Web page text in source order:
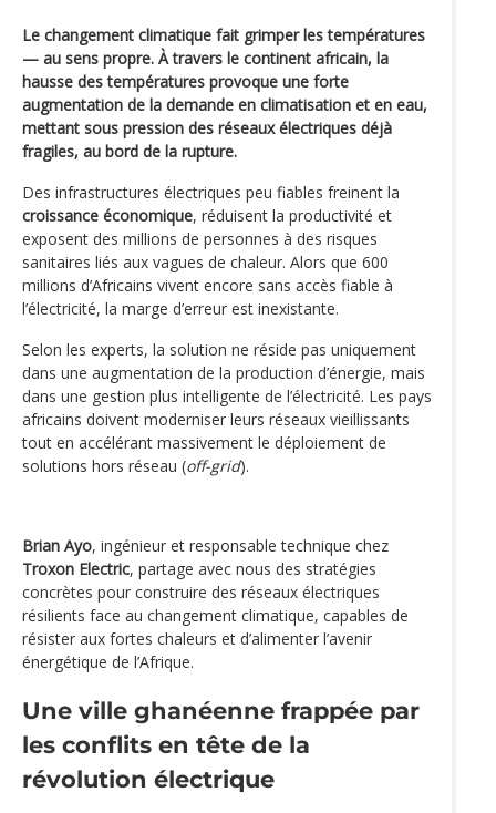
Le changement climatique fait grimper les températures
— au sens propre. À travers le continent africain, la
hausse des températures provoque une forte
augmentation de la demande en climatisation et en eau,
mettant sous pression des réseaux électriques déjà
fragiles, au bord de la rupture.
Des infrastructures électriques peu fiables freinent la
croissance économique, réduisent la productivité et
exposent des millions de personnes à des risques
sanitaires liés aux vagues de chaleur. Alors que 600
millions d’Africains vivent encore sans accès fiable à
l’électricité, la marge d’erreur est inexistante.
Selon les experts, la solution ne réside pas uniquement
dans une augmentation de la production d’énergie, mais
dans une gestion plus intelligente de l’électricité. Les pays
africains doivent moderniser leurs réseaux vieillissants
tout en accélérant massivement le déploiement de
solutions hors réseau (off-grid).
Brian Ayo, ingénieur et responsable technique chez
Troxon Electric, partage avec nous des stratégies
concrètes pour construire des réseaux électriques
résilients face au changement climatique, capables de
résister aux fortes chaleurs et d’alimenter l’avenir
énergétique de l’Afrique.
Une ville ghanéenne frappée par
les conflits en tête de la
révolution électrique